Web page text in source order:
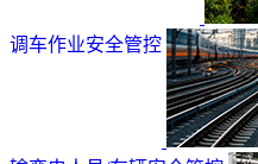
调车作业安全管控